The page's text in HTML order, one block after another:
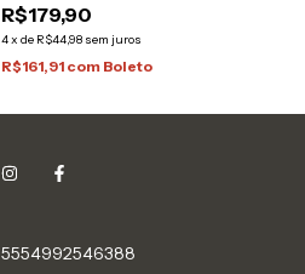
R$179,90
4x de R$44,98 sem juros
R$161,91 com Boleto
5554992546388